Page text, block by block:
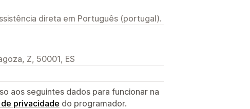
direta em Português (portugal).
Z, 50001, ES
aos seguintes dados para funcionar na
privacidade do programador.